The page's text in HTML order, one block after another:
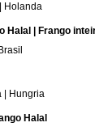
Holanda
Halal | Frango
| Hungria
Halal